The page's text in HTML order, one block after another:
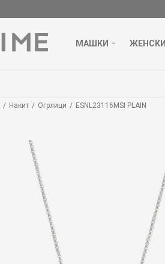
МАШКИ ЖЕНСКИ
Накит Огрлици ESNL23116MSI PLAIN